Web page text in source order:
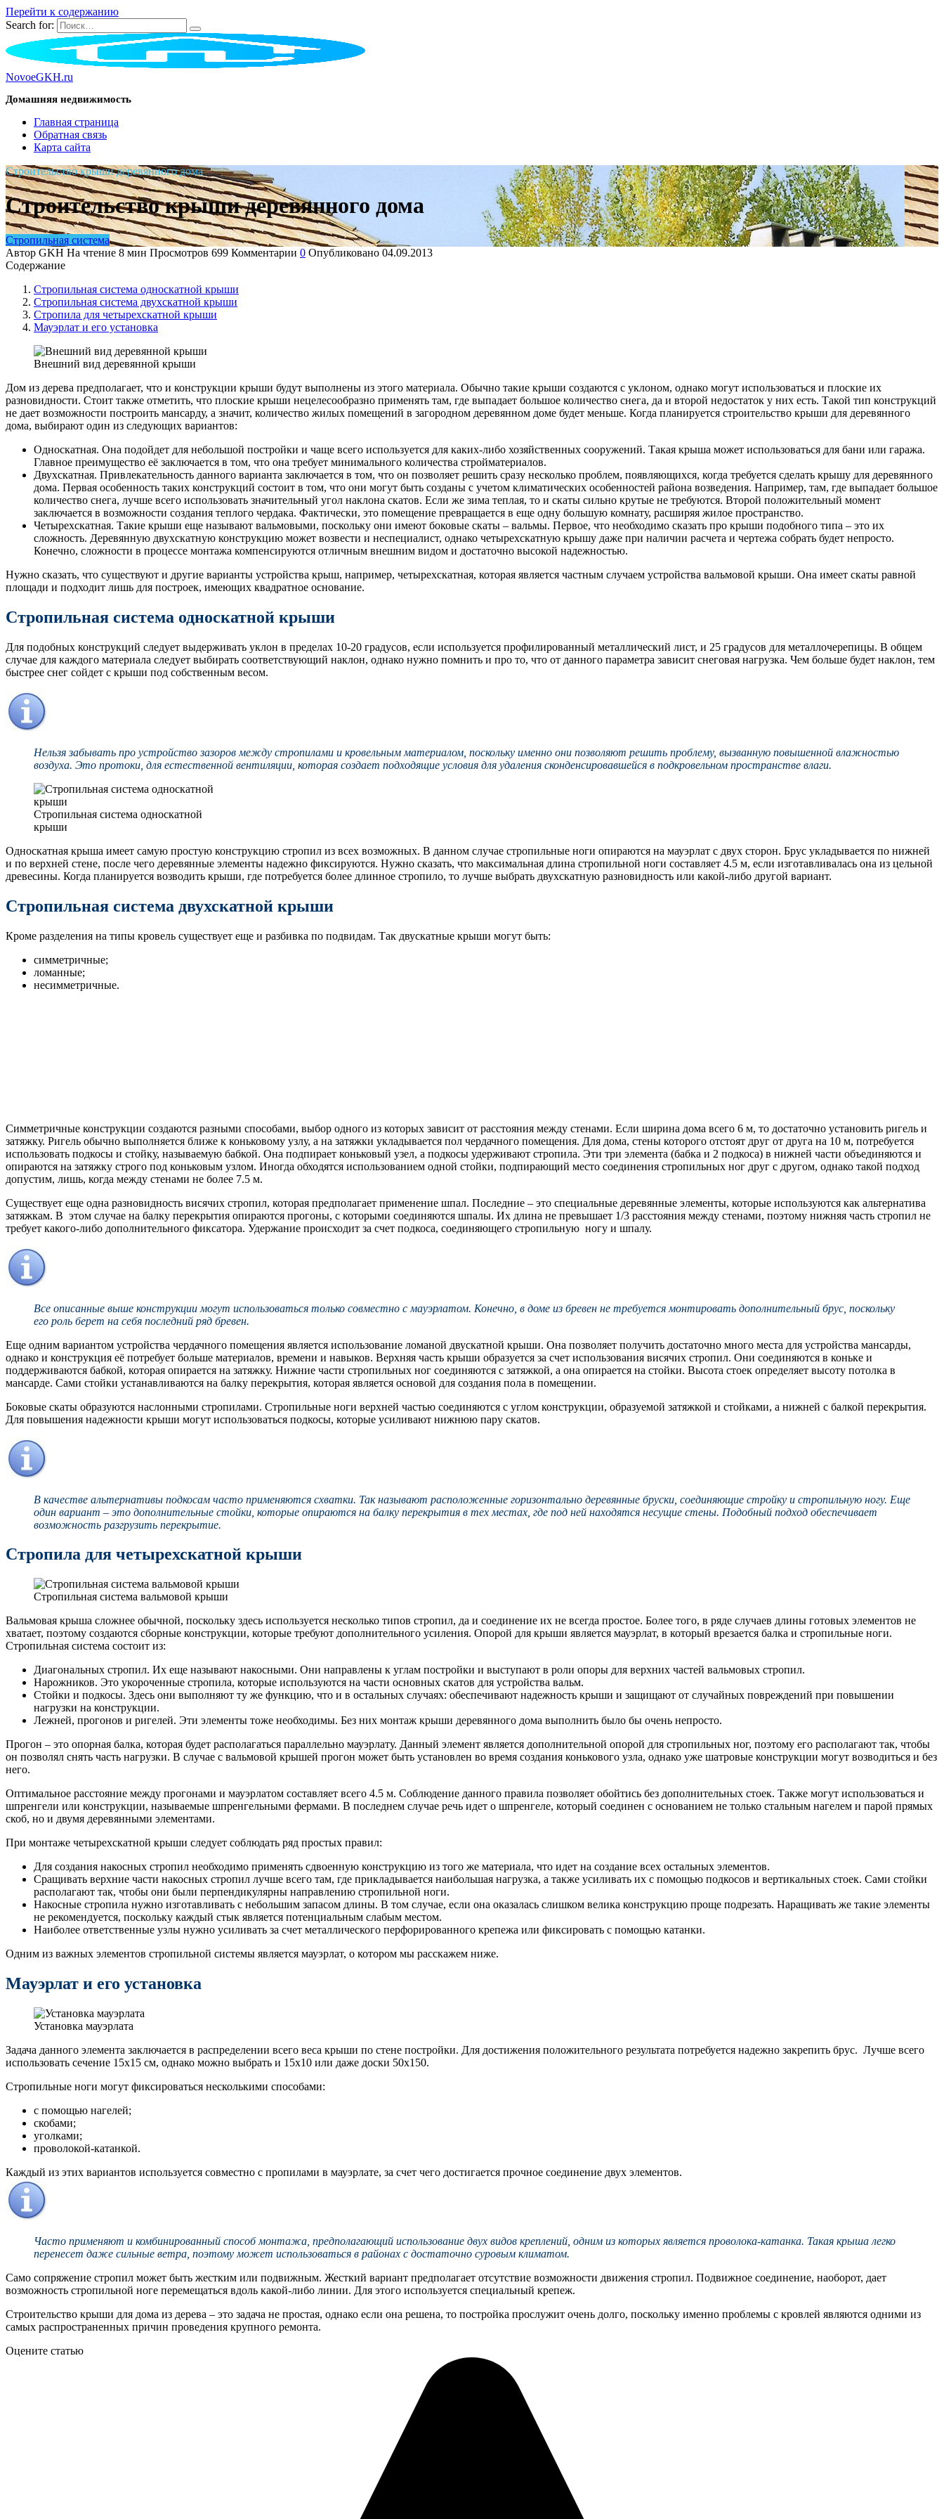
Перейти к содержанию
Search for:
NovoeGKH.ru
Домашняя недвижимость
Главная страница
Обратная связь
Карта сайта
Строительство крыши деревянного дома
Строительство крыши деревянного дома
Стропильная система
Автор GKH На чтение 8 мин Просмотров 699 Комментарии 0 Опубликовано 04.09.2013
Содержание
Стропильная система односкатной крыши
Стропильная система двухскатной крыши
Стропила для четырехскатной крыши
Мауэрлат и его установка
Внешний вид деревянной крыши
Дом из дерева предполагает, что и конструкции крыши будут выполнены из этого материала. Обычно такие крыши создаются с уклоном, однако могут использоваться и плоские их
разновидности. Стоит также отметить, что плоские крыши нецелесообразно применять там, где выпадает большое количество снега, да и второй недостаток у них есть. Такой тип конструкций
не дает возможности построить мансарду, а значит, количество жилых помещений в загородном деревянном доме будет меньше. Когда планируется строительство крыши для деревянного
дома, выбирают один из следующих вариантов:
Односкатная. Она подойдет для небольшой постройки и чаще всего используется для каких-либо хозяйственных сооружений. Такая крыша может использоваться для бани или гаража.
Главное преимущество её заключается в том, что она требует минимального количества стройматериалов.
Двухскатная. Привлекательность данного варианта заключается в том, что он позволяет решить сразу несколько проблем, появляющихся, когда требуется сделать крышу для деревянного
дома. Первая особенность таких конструкций состоит в том, что они могут быть созданы с учетом климатических особенностей района возведения. Например, там, где выпадает большое
количество снега, лучше всего использовать значительный угол наклона скатов. Если же зима теплая, то и скаты сильно крутые не требуются. Второй положительный момент
заключается в возможности создания теплого чердака. Фактически, это помещение превращается в еще одну большую комнату, расширяя жилое пространство.
Четырехскатная. Такие крыши еще называют вальмовыми, поскольку они имеют боковые скаты – вальмы. Первое, что необходимо сказать про крыши подобного типа – это их
сложность. Деревянную двухскатную конструкцию может возвести и неспециалист, однако четырехскатную крышу даже при наличии расчета и чертежа собрать будет непросто.
Конечно, сложности в процессе монтажа компенсируются отличным внешним видом и достаточно высокой надежностью.
Нужно сказать, что существуют и другие варианты устройства крыш, например, четырехскатная, которая является частным случаем устройства вальмовой крыши. Она имеет скаты равной
площади и подходит лишь для построек, имеющих квадратное основание.
Стропильная система односкатной крыши
Для подобных конструкций следует выдерживать уклон в пределах 10-20 градусов, если используется профилированный металлический лист, и 25 градусов для металлочерепицы. В общем
случае для каждого материала следует выбирать соответствующий наклон, однако нужно помнить и про то, что от данного параметра зависит снеговая нагрузка. Чем больше будет наклон, тем
быстрее снег сойдет с крыши под собственным весом.
Нельзя забывать про устройство зазоров между стропилами и кровельным материалом, поскольку именно они позволяют решить проблему, вызванную повышенной влажностью
воздуха. Это протоки, для естественной вентиляции, которая создает подходящие условия для удаления сконденсировавшейся в подкровельном пространстве влаги.
Стропильная система односкатной
крыши
Односкатная крыша имеет самую простую конструкцию стропил из всех возможных. В данном случае стропильные ноги опираются на мауэрлат с двух сторон. Брус укладывается по нижней
и по верхней стене, после чего деревянные элементы надежно фиксируются. Нужно сказать, что максимальная длина стропильной ноги составляет 4.5 м, если изготавливалась она из цельной
древесины. Когда планируется возводить крыши, где потребуется более длинное стропило, то лучше выбрать двухскатную разновидность или какой-либо другой вариант.
Стропильная система двухскатной крыши
Кроме разделения на типы кровель существует еще и разбивка по подвидам. Так двускатные крыши могут быть:
симметричные;
ломанные;
несимметричные.
Симметричные конструкции создаются разными способами, выбор одного из которых зависит от расстояния между стенами. Если ширина дома всего 6 м, то достаточно установить ригель и
затяжку. Ригель обычно выполняется ближе к коньковому узлу, а на затяжки укладывается пол чердачного помещения. Для дома, стены которого отстоят друг от друга на 10 м, потребуется
использовать подкосы и стойку, называемую бабкой. Она подпирает коньковый узел, а подкосы удерживают стропила. Эти три элемента (бабка и 2 подкоса) в нижней части объединяются и
опираются на затяжку строго под коньковым узлом. Иногда обходятся использованием одной стойки, подпирающий место соединения стропильных ног друг с другом, однако такой подход
допустим, лишь, когда между стенами не более 7.5 м.
Существует еще одна разновидность висячих стропил, которая предполагает применение шпал. Последние – это специальные деревянные элементы, которые используются как альтернатива
затяжкам. В этом случае на балку перекрытия опираются прогоны, с которыми соединяются шпалы. Их длина не превышает 1/3 расстояния между стенами, поэтому нижняя часть стропил не
требует какого-либо дополнительного фиксатора. Удержание происходит за счет подкоса, соединяющего стропильную ногу и шпалу.
Все описанные выше конструкции могут использоваться только совместно с мауэрлатом. Конечно, в доме из бревен не требуется монтировать дополнительный брус, поскольку
его роль берет на себя последний ряд бревен.
Еще одним вариантом устройства чердачного помещения является использование ломаной двускатной крыши. Она позволяет получить достаточно много места для устройства мансарды,
однако и конструкция её потребует больше материалов, времени и навыков. Верхняя часть крыши образуется за счет использования висячих стропил. Они соединяются в коньке и
поддерживаются бабкой, которая опирается на затяжку. Нижние части стропильных ног соединяются с затяжкой, а она опирается на стойки. Высота стоек определяет высоту потолка в
мансарде. Сами стойки устанавливаются на балку перекрытия, которая является основой для создания пола в помещении.
Боковые скаты образуются наслонными стропилами. Стропильные ноги верхней частью соединяются с углом конструкции, образуемой затяжкой и стойками, а нижней с балкой перекрытия.
Для повышения надежности крыши могут использоваться подкосы, которые усиливают нижнюю пару скатов.
В качестве альтернативы подкосам часто применяются схватки. Так называют расположенные горизонтально деревянные бруски, соединяющие стройку и стропильную ногу. Еще
один вариант – это дополнительные стойки, которые опираются на балку перекрытия в тех местах, где под ней находятся несущие стены. Подобный подход обеспечивает
возможность разгрузить перекрытие.
Стропила для четырехскатной крыши
Стропильная система вальмовой крыши
Вальмовая крыша сложнее обычной, поскольку здесь используется несколько типов стропил, да и соединение их не всегда простое. Более того, в ряде случаев длины готовых элементов не
хватает, поэтому создаются сборные конструкции, которые требуют дополнительного усиления. Опорой для крыши является мауэрлат, в который врезается балка и стропильные ноги.
Стропильная система состоит из:
Диагональных стропил. Их еще называют накосными. Они направлены к углам постройки и выступают в роли опоры для верхних частей вальмовых стропил.
Нарожников. Это укороченные стропила, которые используются на части основных скатов для устройства вальм.
Стойки и подкосы. Здесь они выполняют ту же функцию, что и в остальных случаях: обеспечивают надежность крыши и защищают от случайных повреждений при повышении
нагрузки на конструкции.
Лежней, прогонов и ригелей. Эти элементы тоже необходимы. Без них монтаж крыши деревянного дома выполнить было бы очень непросто.
Прогон – это опорная балка, которая будет располагаться параллельно мауэрлату. Данный элемент является дополнительной опорой для стропильных ног, поэтому его располагают так, чтобы
он позволял снять часть нагрузки. В случае с вальмовой крышей прогон может быть установлен во время создания конькового узла, однако уже шатровые конструкции могут возводиться и без
него.
Оптимальное расстояние между прогонами и мауэрлатом составляет всего 4.5 м. Соблюдение данного правила позволяет обойтись без дополнительных стоек. Также могут использоваться и
шпренгели или конструкции, называемые шпренгельными фермами. В последнем случае речь идет о шпренгеле, который соединен с основанием не только стальным нагелем и парой прямых
скоб, но и двумя деревянными элементами.
При монтаже четырехскатной крыши следует соблюдать ряд простых правил:
Для создания накосных стропил необходимо применять сдвоенную конструкцию из того же материала, что идет на создание всех остальных элементов.
Сращивать верхние части накосных стропил лучше всего там, где прикладывается наибольшая нагрузка, а также усиливать их с помощью подкосов и вертикальных стоек. Сами стойки
располагают так, чтобы они были перпендикулярны направлению стропильной ноги.
Накосные стропила нужно изготавливать с небольшим запасом длины. В том случае, если она оказалась слишком велика конструкцию проще подрезать. Наращивать же такие элементы
не рекомендуется, поскольку каждый стык является потенциальным слабым местом.
Наиболее ответственные узлы нужно усиливать за счет металлического перфорированного крепежа или фиксировать с помощью катанки.
Одним из важных элементов стропильной системы является мауэрлат, о котором мы расскажем ниже.
Мауэрлат и его установка
Установка мауэрлата
Задача данного элемента заключается в распределении всего веса крыши по стене постройки. Для достижения положительного результата потребуется надежно закрепить брус. Лучше всего
использовать сечение 15х15 см, однако можно выбрать и 15х10 или даже доски 50х150.
Стропильные ноги могут фиксироваться несколькими способами:
с помощью нагелей;
скобами;
уголками;
проволокой-катанкой.
Каждый из этих вариантов используется совместно с пропилами в мауэрлате, за счет чего достигается прочное соединение двух элементов.
Часто применяют и комбинированный способ монтажа, предполагающий использование двух видов креплений, одним из которых является проволока-катанка. Такая крыша легко
перенесет даже сильные ветра, поэтому может использоваться в районах с достаточно суровым климатом.
Само сопряжение стропил может быть жестким или подвижным. Жесткий вариант предполагает отсутствие возможности движения стропил. Подвижное соединение, наоборот, дает
возможность стропильной ноге перемещаться вдоль какой-либо линии. Для этого используется специальный крепеж.
Строительство крыши для дома из дерева – это задача не простая, однако если она решена, то постройка прослужит очень долго, поскольку именно проблемы с кровлей являются одними из
самых распространенных причин проведения крупного ремонта.
Оцените статью